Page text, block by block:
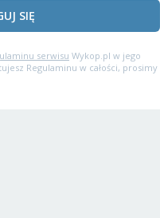
SIĘ
serwisu Wykop.pl w jego
Regulaminu w całości, prosimy